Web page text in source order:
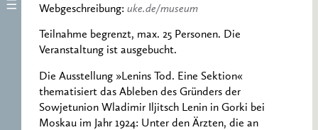
Webgeschreibung: uke.de/museum
Teilnahme begrenzt, max. 25 Personen. Die
Veranstaltung ist ausgebucht.
Die Ausstellung »Lenins Tod. Eine Sektion«
thematisiert das Ableben des Gründers der
Sowjetunion Wladimir Iljitsch Lenin in Gorki bei
Moskau im Jahr 1924: Unter den Ärzten, die an